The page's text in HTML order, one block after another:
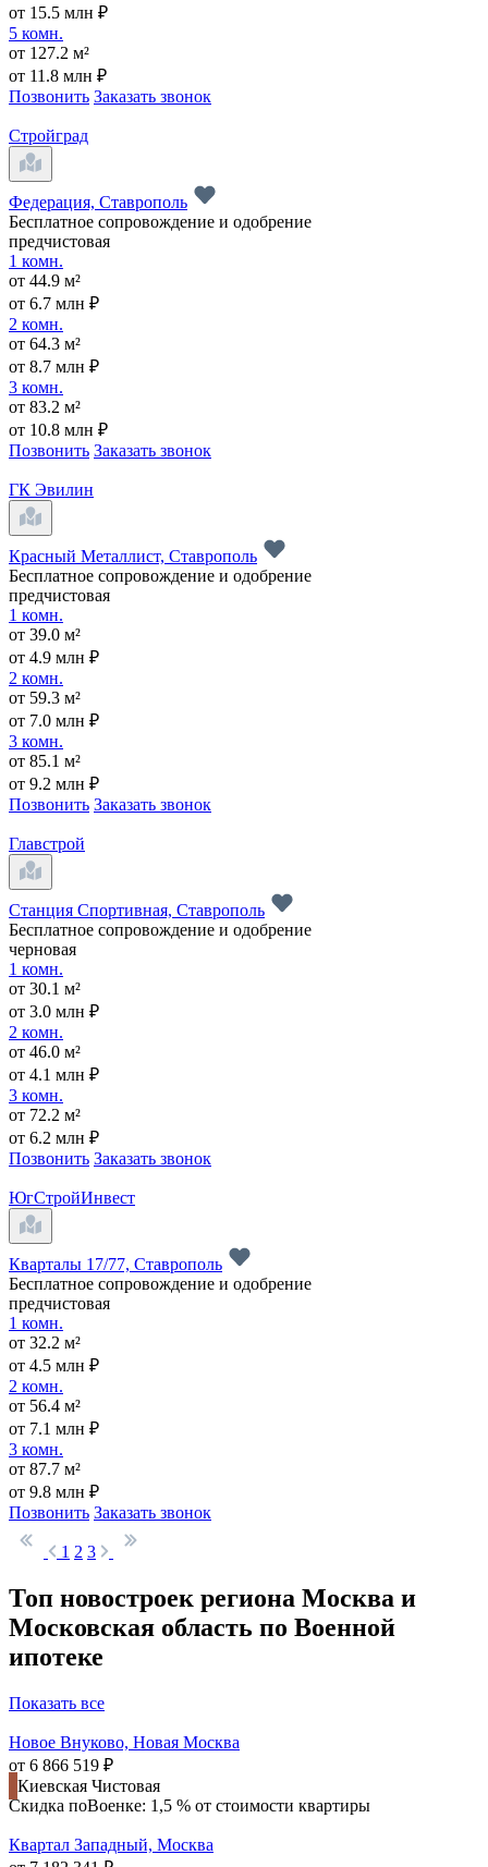
от 15.5 млн ₽
5 комн.
от 127.2 м²
от 11.8 млн ₽
Позвонить Заказать звонок
Стройград
Федерация, Ставрополь
Бесплатное сопровождение и одобрение
предчистовая
1 комн.
от 44.9 м²
от 6.7 млн ₽
2 комн.
от 64.3 м²
от 8.7 млн ₽
3 комн.
от 83.2 м²
от 10.8 млн ₽
Позвонить Заказать звонок
ГК Эвилин
Красный Металлист, Ставрополь
Бесплатное сопровождение и одобрение
предчистовая
1 комн.
от 39.0 м²
от 4.9 млн ₽
2 комн.
от 59.3 м²
от 7.0 млн ₽
3 комн.
от 85.1 м²
от 9.2 млн ₽
Позвонить Заказать звонок
Главстрой
Станция Спортивная, Ставрополь
Бесплатное сопровождение и одобрение
черновая
1 комн.
от 30.1 м²
от 3.0 млн ₽
2 комн.
от 46.0 м²
от 4.1 млн ₽
3 комн.
от 72.2 м²
от 6.2 млн ₽
Позвонить Заказать звонок
ЮгСтройИнвест
Кварталы 17/77, Ставрополь
Бесплатное сопровождение и одобрение
предчистовая
1 комн.
от 32.2 м²
от 4.5 млн ₽
2 комн.
от 56.4 м²
от 7.1 млн ₽
3 комн.
от 87.7 м²
от 9.8 млн ₽
Позвонить Заказать звонок
1 2 3
Топ новостроек региона Москва и
Московская область по Военной
ипотеке
Показать все
Новое Внуково, Новая Москва
от 6 866 519 ₽
Киевская Чистовая
Скидка поВоенке: 1,5 % от стоимости квартиры
Квартал Западный, Москва